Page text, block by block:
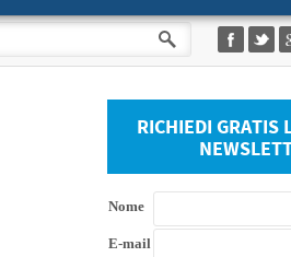
RICHIEDI GRATIS
Nome
E-mail